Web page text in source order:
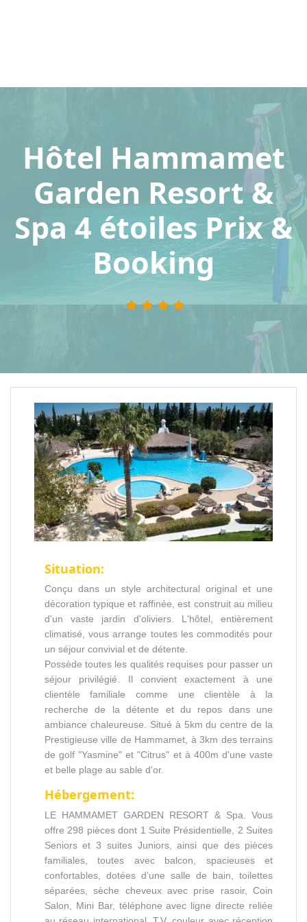
Hôtel Hammamet
Garden Resort &
Spa 4 étoiles Prix &
Booking
Situation:
Conçu dans un style architectural original et une
décoration typique et raffinée, est construit au milieu
d'un vaste jardin d'oliviers. L'hôtel, entièrement
climatisé, vous arrange toutes les commodités pour
un séjour convivial et de détente.
Possède toutes les qualités requises pour passer un
séjour privilégié. Il convient exactement à une
clientèle familiale comme une clientèle à la
recherche de la détente et du repos dans une
ambiance chaleureuse. Situé à 5km du centre de la
Prestigieuse ville de Hammamet, à 3km des terrains
de golf "Yasmine" et "Citrus" et à 400m d'une vaste
et belle plage au sable d'or.
Hébergement:
LE HAMMAMET GARDEN RESORT & Spa. Vous
offre 298 pièces dont 1 Suite Présidentielle, 2 Suites
Seniors et 3 suites Juniors, ainsi que des pièces
familiales, toutes avec balcon, spacieuses et
confortables, dotées d’une salle de bain, toilettes
séparées, sèche cheveux avec prise rasoir, Coin
Salon, Mini Bar, téléphone avec ligne directe reliée